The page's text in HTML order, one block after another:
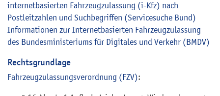
internetbasierten Fahrzeugzulassung (i-Kfz) nach
Postleitzahlen und Suchbegriffen (Servicesuche Bund)
Informationen zur Internetbasierten Fahrzeugzulassung
des Bundesministeriums für Digitales und Verkehr (BMDV)
Rechtsgrundlage
Fahrzeugzulassungsverordnung (FZV):